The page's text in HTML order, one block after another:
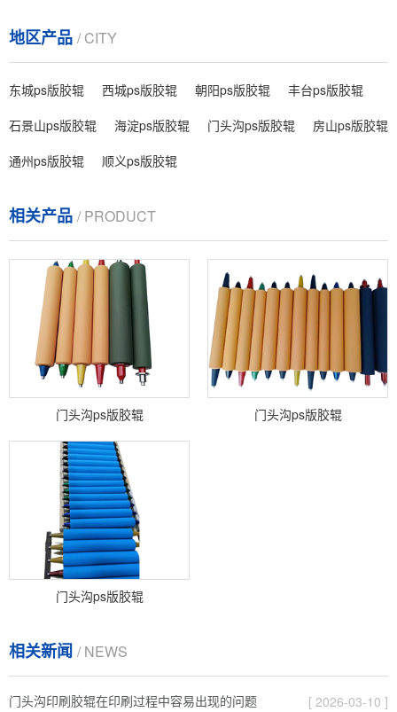
地区产品 / CITY
东城ps版胶辊 西城ps版胶辊 朝阳ps版胶辊
丰台ps版胶辊
石景山ps版胶辊
海淀ps版胶辊 门头沟ps版胶辊
房山ps版胶辊
通州ps版胶辊
顺义ps版胶辊
相关产品 / PRODUCT
门头沟ps版胶辊 门头沟ps版胶辊
门头沟ps版胶辊
相关新闻 / NEWS
门头沟印刷胶辊在印刷过程中容易出现的问题
[ 2026-03-10 ]